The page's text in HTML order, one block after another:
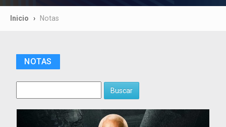
Inicio Notas
NOTAS
Buscar